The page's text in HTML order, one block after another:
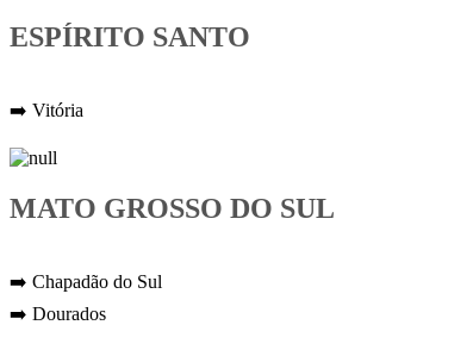
ESPÍRITO SANTO
➡️ Vitória
MATO GROSSO DO SUL
➡️ Chapadão do Sul
➡️ Dourados